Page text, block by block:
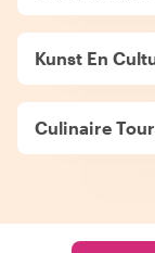
Kunst En
Culinaire